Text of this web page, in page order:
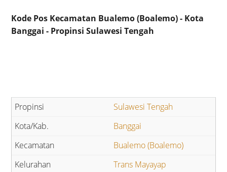
Kode Pos Kecamatan Bualemo (Boalemo) - Kota
Banggai - Propinsi Sulawesi Tengah
Sulawesi Tengah
Banggai
Bualemo (Boalemo)
Trans Mayayap